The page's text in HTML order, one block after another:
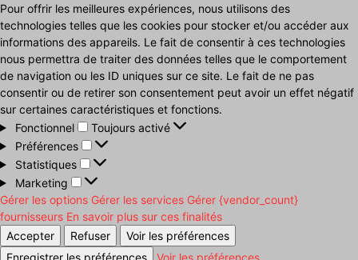
Pour offrir les meilleures expériences, nous utilisons des
technologies telles que les cookies pour stocker et/ou accéder aux
informations des appareils. Le fait de consentir à ces technologies
nous permettra de traiter des données telles que le comportement
de navigation ou les ID uniques sur ce site. Le fait de ne pas
consentir ou de retirer son consentement peut avoir un effet négatif
sur certaines caractéristiques et fonctions.
Fonctionnel
Fonctionnel
Toujours activé
Préférences
Préférences
Statistiques
Statistiques
Marketing
Marketing
Gérer les options Gérer les services Gérer {vendor_count}
fournisseurs En savoir plus sur ces finalités
Accepter
Refuser
Voir les préférences
Enregistrer les préférences
Voir les préférences